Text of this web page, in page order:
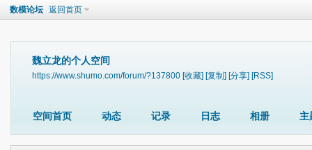
数模论坛 返回首页
魏立龙的个人空间
https://www.shumo.com/forum/?137800 [收藏] [复制] [分享] [RSS]
空间首页 动态 记录 日志 相册 主